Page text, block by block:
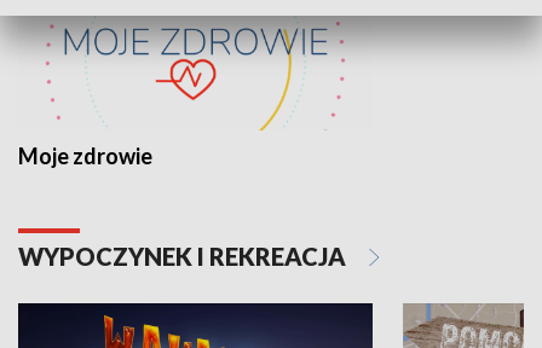
Moje zdrowie
WYPOCZYNEK I REKREACJA